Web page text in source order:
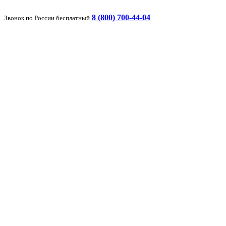
Звонок по России бесплатный 8 (800) 700-44-04